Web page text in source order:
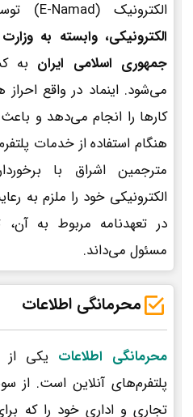
الکترونیک (E-Namad) توسط م
الکترونیکی، وابسته به
جمهوری اسلامی ایران به
می‌شود. اینماد در واقع
کارها را انجام می‌دهد و
هنگام استفاده از خدمات
مترجمین اشراق با
الکترونیکی خود را ملزم به
در تعهدنامه مربوط به
مسئول می‌داند.
محرمانگی اطلاعات
محرمانگی اطلاعات یکی از
پلتفرم‌های آنلاین است. از
تجاری و اداری خود را که